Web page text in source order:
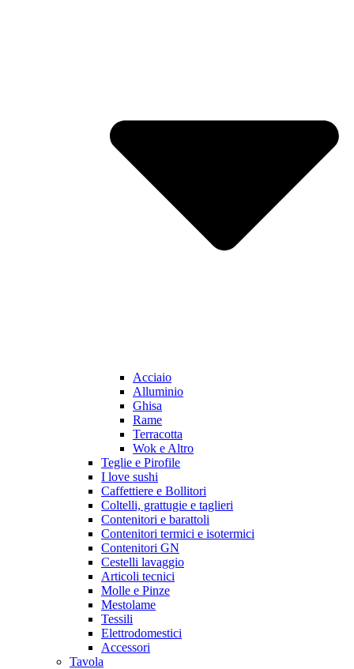
Acciaio
Alluminio
Ghisa
Rame
Terracotta
Wok e Altro
Teglie e Pirofile
I love sushi
Caffettiere e Bollitori
Coltelli, grattugie e taglieri
Contenitori e barattoli
Contenitori termici e isotermici
Contenitori GN
Cestelli lavaggio
Articoli tecnici
Molle e Pinze
Mestolame
Tessili
Elettrodomestici
Accessori
Tavola